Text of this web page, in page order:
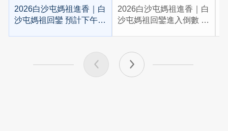
2026白沙屯媽祖進香｜白
沙屯媽祖回鑾 預計下午
2026白沙屯媽祖進香｜白
沙屯媽祖回鑾進入倒數 預